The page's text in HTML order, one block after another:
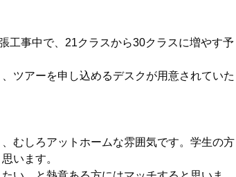
工事中で、21クラスから30クラスに増やす予
ツアーを申し込めるデスクが用意されていた
むしろアットホームな雰囲気です。学生の方
います。